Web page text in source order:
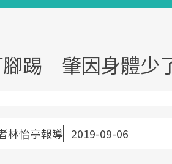
踢 肇因身體少
林怡亭報導 2019-09-06